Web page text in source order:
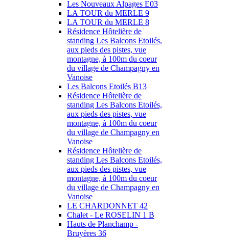
Les Nouveaux Alpages E03
LA TOUR du MERLE 9
LA TOUR du MERLE 8
Résidence Hôtelière de
standing Les Balcons Etoilés,
aux pieds des pistes, vue
montagne, à 100m du coeur
du village de Champagny en
Vanoise
Les Balcons Etoilés B13
Résidence Hôtelière de
standing Les Balcons Etoilés,
aux pieds des pistes, vue
montagne, à 100m du coeur
du village de Champagny en
Vanoise
Résidence Hôtelière de
standing Les Balcons Etoilés,
aux pieds des pistes, vue
montagne, à 100m du coeur
du village de Champagny en
Vanoise
LE CHARDONNET 42
Chalet - Le ROSELIN 1 B
Hauts de Planchamp -
Bruyères 36